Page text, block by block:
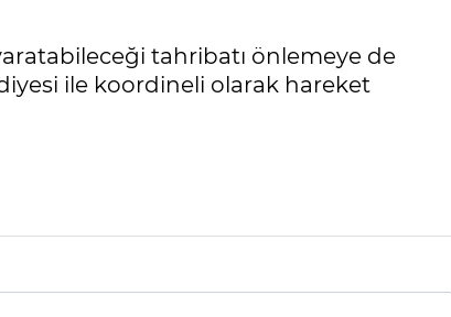
tahribatı önlemeye de
ile koordineli olarak hareket